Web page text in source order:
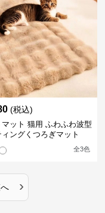
(税込)
ット 猫用 ふわふわ波型
ィングくつろぎマット
全3色
›